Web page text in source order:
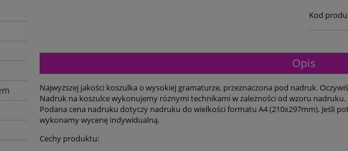
Kod
Opis
Najwyższej jakości koszulka o wysokiej gramaturze, przeznaczona pod nadruk.
Nadruk na koszulce wykonujemy różnymi technikami w zależności od wzoru nadruku.
Podana cena nadruku dotyczy nadruku do wielkości formatu A4 (210x297mm). Jeśli
wykonamy wycenę indywidualną.
Cechy produktu: